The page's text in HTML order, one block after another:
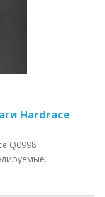
Hardrace
Q0998